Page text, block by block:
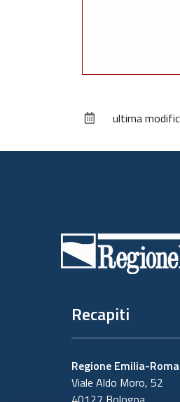
ultima
Recapiti
Regione Emilia-
Viale Aldo Moro, 52